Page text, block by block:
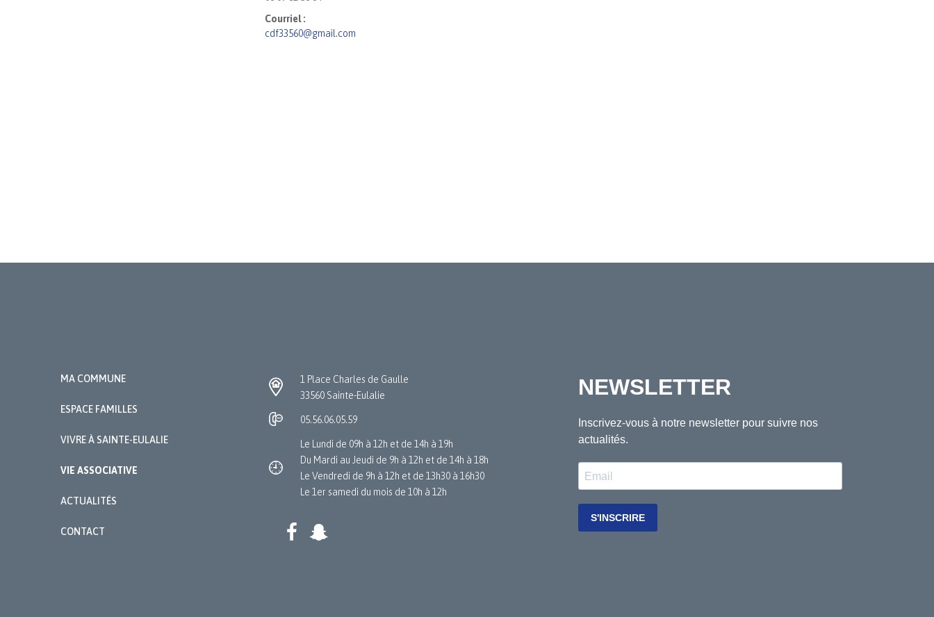
Courriel :
cdf33560@gmail.com
MA COMMUNE
ESPACE FAMILLES
VIVRE À SAINTE-EULALIE
VIE ASSOCIATIVE
ACTUALITÉS
CONTACT
1 Place Charles de Gaulle
33560 Sainte-Eulalie
05.56.06.05.59
Le Lundi de 09h à 12h et de 14h à 19h
Du Mardi au Jeudi de 9h à 12h et de 14h à 18h
Le Vendredi de 9h à 12h et de 13h30 à 16h30
Le 1er samedi du mois de 10h à 12h